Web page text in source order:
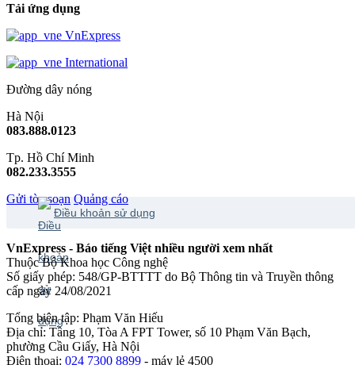
Tải ứng dụng
VnExpress
International
Đường dây nóng
Hà Nội
083.888.0123
Tp. Hồ Chí Minh
082.233.3555
Gửi tòa soạn Quảng cáo
Điều khoản sử dụng
VnExpress - Báo tiếng Việt nhiều người xem nhất
Thuộc Bộ Khoa học Công nghệ
Số giấy phép: 548/GP-BTTTT do Bộ Thông tin và Truyền thông
cấp ngày 24/08/2021
Tổng biên tập: Phạm Văn Hiếu
Địa chỉ: Tầng 10, Tòa A FPT Tower, số 10 Phạm Văn Bạch,
phường Cầu Giấy, Hà Nội
Điện thoại: 024 7300 8899 - máy lẻ 4500